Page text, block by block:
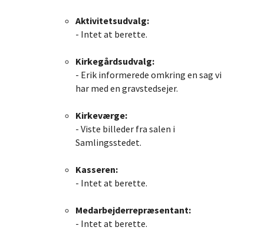
Aktivitetsudvalg:
- Intet at berette.
Kirkegårdsudvalg:
- Erik informerede omkring en sag vi
har med en gravstedsejer.
Kirkeværge:
- Viste billeder fra salen i
Samlingsstedet.
Kasseren:
- Intet at berette.
Medarbejderrepræsentant:
- Intet at berette.